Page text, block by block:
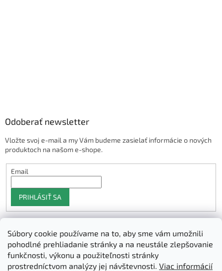
Súbory cookie používame na to, aby sme vám umožnili
pohodlné prehliadanie stránky a na neustále zlepšovanie
funkčnosti, výkonu a použiteľnosti stránky
prostredníctvom analýzy jej návštevnosti. Viac informácií
Odoberať newsletter
Vložte svoj e-mail a my Vám budeme zasielať informácie o nových
produktoch na našom e-shope.
Email
PRIHLÁSIŤ SA
Shoptet.sk